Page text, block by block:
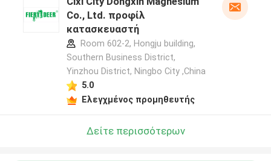
Co., Ltd. προφίλ
κατασκευαστή
Room 602-2, Hongju building,
Southern Business District,
Yinzhou District, Ningbo City ,China
5.0
Ελεγχμένος προμηθευτής
Δείτε περισσότερων